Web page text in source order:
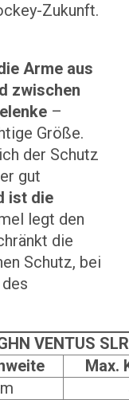
Zukunft.
Arme aus
zwischen
–
Größe.
der Schutz
gut
ist die
legt den
die
Schutz, bei
VENTUS
Max.